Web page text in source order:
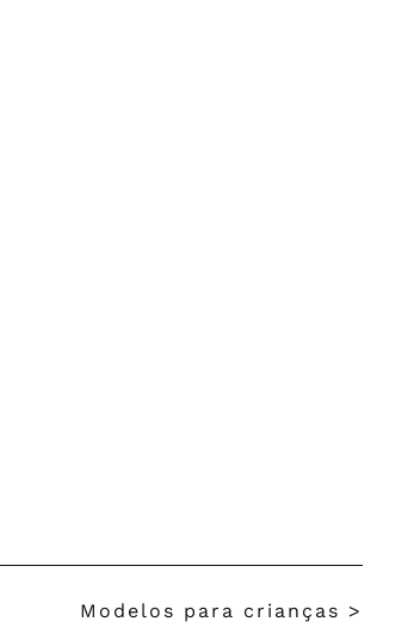
Modelos para crianças >